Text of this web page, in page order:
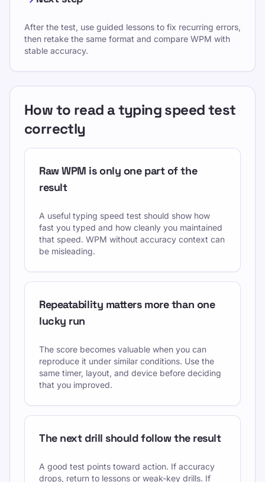
After the test, use guided lessons to fix recurring errors,
then retake the same format and compare WPM with
stable accuracy.
How to read a typing speed test
correctly
Raw WPM is only one part of the
result
A useful typing speed test should show how
fast you typed and how cleanly you maintained
that speed. WPM without accuracy context can
be misleading.
Repeatability matters more than one
lucky run
The score becomes valuable when you can
reproduce it under similar conditions. Use the
same timer, layout, and device before deciding
that you improved.
The next drill should follow the result
A good test points toward action. If accuracy
drops, return to lessons or weak-key drills. If